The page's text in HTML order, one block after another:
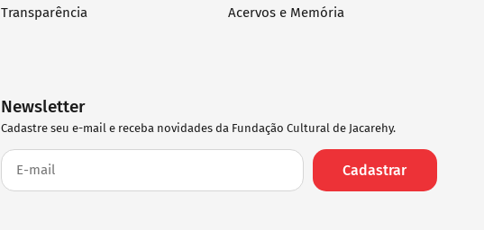
Transparência
Acervos e Memória
Newsletter
Cadastre seu e-mail e receba novidades da Fundação Cultural de Jacarehy.
Cadastrar